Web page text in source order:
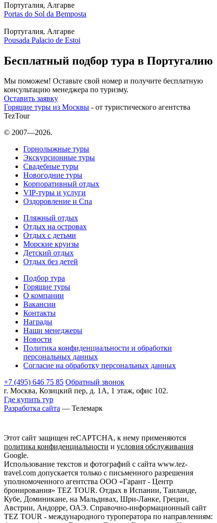
Португалия, Алгарве
Portas do Sol da Bemposta
Португалия, Алгарве
Pousada Palacio de Estoi
Бесплатный подбор тура в Португалию
Мы поможем! Оставьте свой номер и получите бесплатную
консультацию менеджера по туризму.
Оставить заявку
Горящие туры из Москвы - от туристического агентства
TezTour
© 2007—2026.
Горнолыжные туры
Экскурсионные туры
Свадебные туры
Новогодние туры
Корпоративный отдых
VIP-туры и услуги
Оздоровление и Спа
Пляжный отдых
Отдых на островах
Отдых с детьми
Морские круизы
Детский отдых
Отдых без детей
Подбор тура
Горящие туры
О компании
Вакансии
Контакты
Награды
Наши менеджеры
Новости
Политика конфиденциальности и обработки
персональных данных
Согласие на обработку персональных данных
+7 (495) 646 75 85 Обратный звонок
г. Москва, Козицкий пер, д. 1А, 1 этаж, офис 102.
Где купить тур
Разработка сайта — Телемарк
Этот сайт защищен reCAPTCHA, к нему применяются
политика конфиденциальности и условия обслуживания
Google.
Использование текстов и фотографий с сайта www.tez-
travel.com допускается только с письменного разрешения
уполномоченного агентства ООО «Гарант - Центр
бронирования» TEZ TOUR. Отдых в Испании, Таиланде,
Кубе, Доминикане, на Мальдивах, Шри-Ланке, Греции,
Австрии, Андорре, ОАЭ. Справочно-информационный сайт
TEZ TOUR - международного туроператора по направлениям: